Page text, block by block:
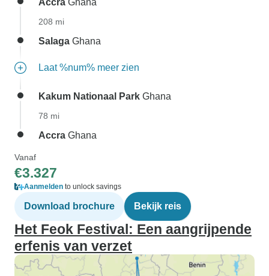
Accra Ghana
208 mi
Salaga Ghana
Laat %num% meer zien
Kakum Nationaal Park Ghana
78 mi
Accra Ghana
Vanaf
€3.327
Aanmelden to unlock savings
Download brochure Bekijk reis
Het Feok Festival: Een aangrijpende
erfenis van verzet